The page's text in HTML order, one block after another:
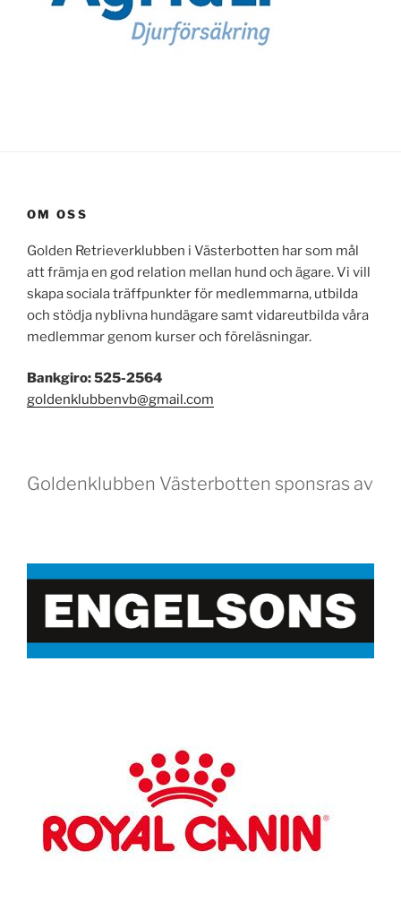
OM OSS
Golden Retrieverklubben i Västerbotten har som mål
att främja en god relation mellan hund och ägare. Vi vill
skapa sociala träffpunkter för medlemmarna, utbilda
och stödja nyblivna hundägare samt vidareutbilda våra
medlemmar genom kurser och föreläsningar.
Bankgiro: 525-2564
goldenklubbenvb@gmail.com
Goldenklubben Västerbotten sponsras av